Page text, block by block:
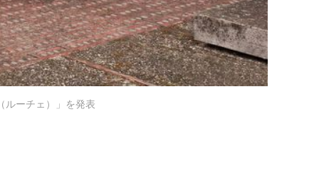
ルーチェ）」を発表